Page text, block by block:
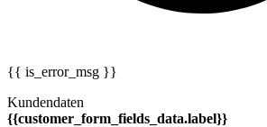
{{ is_error_msg }}
Kundendaten
{{customer_form_fields_data.label}}